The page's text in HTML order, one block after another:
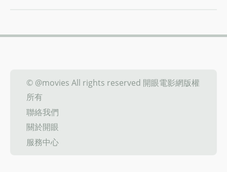
© @movies All rights reserved 開眼電影網版權
所有
聯絡我們
關於開眼
服務中心